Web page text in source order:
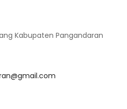
Kabupaten Pangandaran